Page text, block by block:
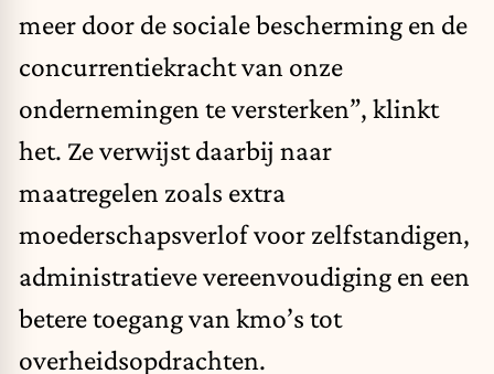
meer door de sociale bescherming en de
concurrentiekracht van onze
ondernemingen te versterken”, klinkt
het. Ze verwijst daarbij naar
maatregelen zoals extra
moederschapsverlof voor zelfstandigen,
administratieve vereenvoudiging en een
betere toegang van kmo’s tot
overheidsopdrachten.